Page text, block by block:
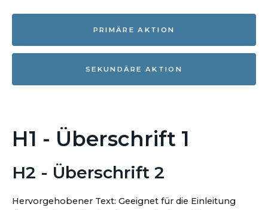
PRIMÄRE AKTION
SEKUNDÄRE AKTION
H1 - Überschrift 1
H2 - Überschrift 2
Hervorgehobener Text: Geeignet für die Einleitung